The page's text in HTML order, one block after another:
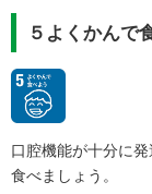
５よくかんで
口腔機能が十分に
食べましょう。